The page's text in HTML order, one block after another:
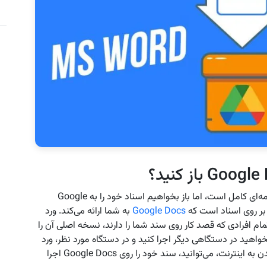
برنامه‌ای کامل است، اما باز بخواهیم اسناد خود را به Google
Google Docs به شما ارائه می‌کند. ورد
افرادی که قصد کار روی سند شما را دارند، نسخه اصلی آن را
در دستگاهی دیگر اجرا کنید و در دستگاه مورد نظر، ورد
نصب نباشد. به این ترتیب، خیلی راحت با وصل شدن به اینترنت، می‌توانید، سند خود را روی Google Docs اجرا